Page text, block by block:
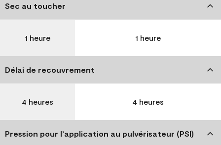
Sec au toucher
1 heure 1 heure
Délai de recouvrement
4 heures 4 heures
Pression pour l’application au pulvérisateur (PSI)